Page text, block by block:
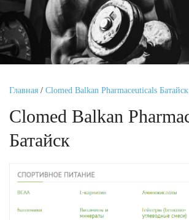
Главная / Clomed Balkan Pharmaceuticals Батайск
Clomed Balkan
Батайск